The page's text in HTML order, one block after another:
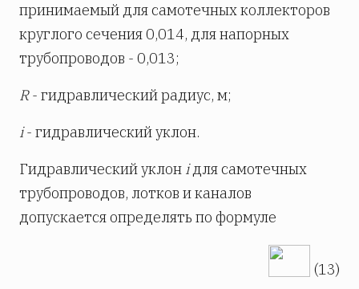
принимаемый для самотечных коллекторов
круглого сечения 0,014, для напорных
трубопроводов - 0,013;
R- гидравлический радиус, м;
i- гидравлический уклон.
Гидравлический уклон iдля самотечных
трубопроводов, лотков и каналов
допускается определять по формуле
(13)